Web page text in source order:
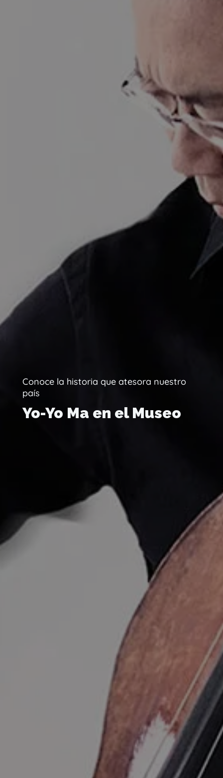
Conoce la historia que atesora nuestro
país
Yo-Yo Ma en el Museo